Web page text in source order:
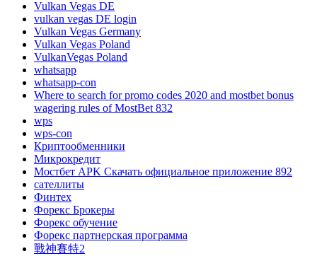
Vulkan Vegas DE
vulkan vegas DE login
Vulkan Vegas Germany
Vulkan Vegas Poland
VulkanVegas Poland
whatsapp
whatsapp-con
Where to search for promo codes 2020 and mostbet bonus
wagering rules of MostBet 832
wps
wps-con
Криптообменники
Микрокредит
Мостбет APK Скачать официальное приложение 892
сателлиты
Финтех
Форекс Брокеры
Форекс обучение
Форекс партнерская программа
戰神賽特2